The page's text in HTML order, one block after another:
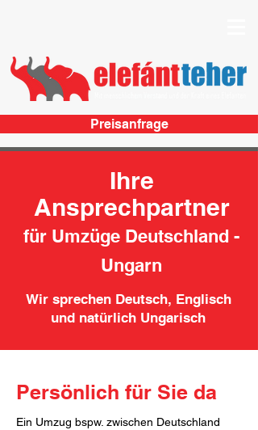
Preisanfrage
Ihre
Ansprechpartner
für Umzüge Deutschland -
Ungarn
Wir sprechen Deutsch, Englisch
und natürlich Ungarisch
Persönlich für Sie da
Ein Umzug bspw. zwischen Deutschland